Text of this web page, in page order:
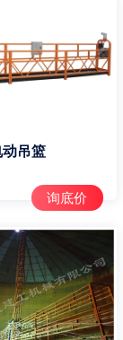
吊篮
询底价